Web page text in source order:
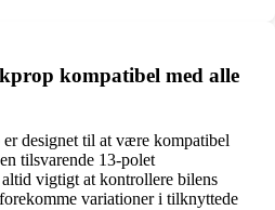
kompatibel med alle
designet til at være kompatibel
tilsvarende 13-polet
vigtigt at kontrollere bilens
variationer i tilknyttede